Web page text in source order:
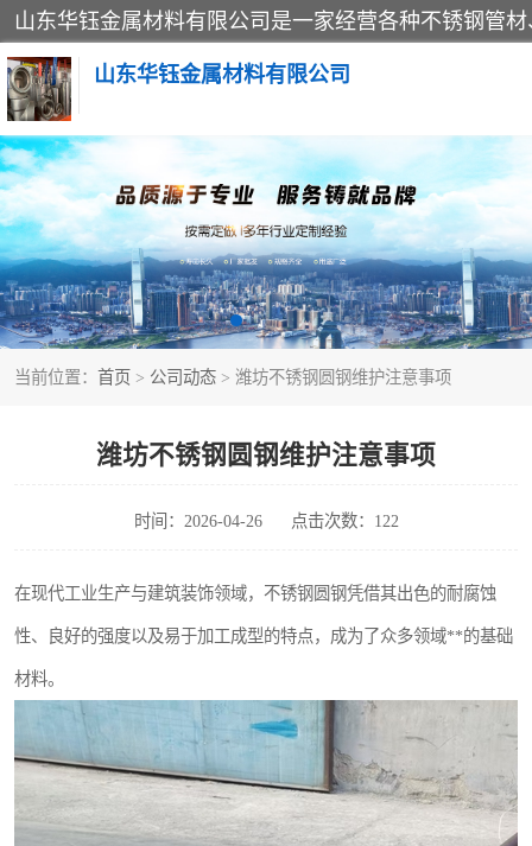
山东华钰金属材料有限公司
当前位置： 首页 > 公司动态 > 潍坊不锈钢圆钢维护注意事项
潍坊不锈钢圆钢维护注意事项
时间：2026-04-26 点击次数：122
在现代工业生产与建筑装饰领域，不锈钢圆钢凭借其出色的耐腐蚀
性、良好的强度以及易于加工成型的特点，成为了众多领域**的基础
材料。
不锈钢管
管件标准件
不锈钢人孔
不锈钢角钢
不锈钢板